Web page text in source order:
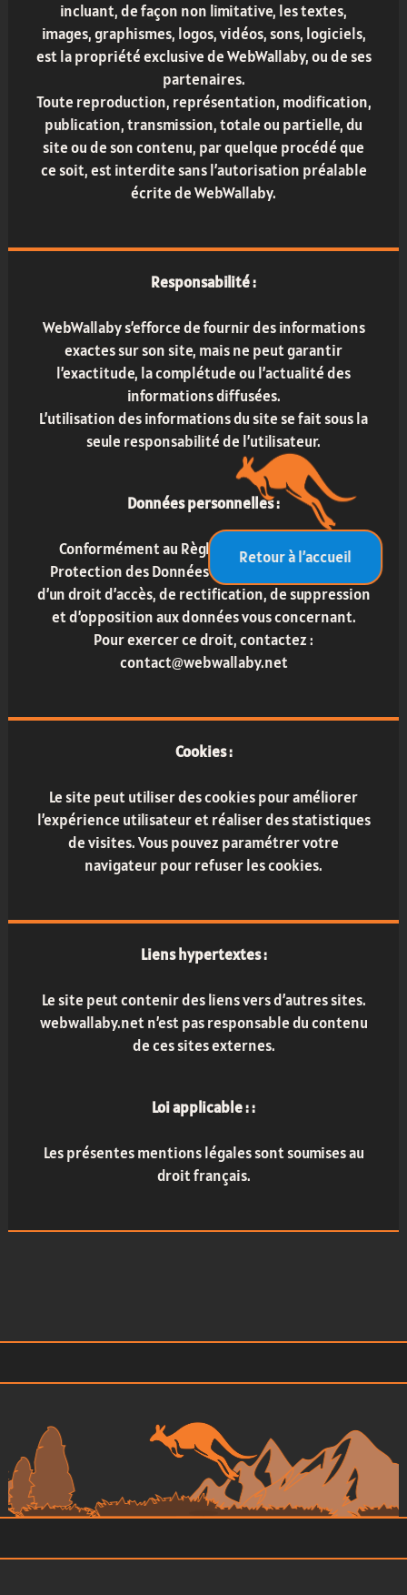
Retour à l’accueil
incluant, de façon non limitative, les textes,
images, graphismes, logos, vidéos, sons, logiciels,
est la propriété exclusive de WebWallaby, ou de ses
partenaires.
Toute reproduction, représentation, modification,
publication, transmission, totale ou partielle, du
site ou de son contenu, par quelque procédé que
ce soit, est interdite sans l’autorisation préalable
écrite de WebWallaby.
Responsabilité :
WebWallaby s’efforce de fournir des informations
exactes sur son site, mais ne peut garantir
l’exactitude, la complétude ou l’actualité des
informations diffusées.
L’utilisation des informations du site se fait sous la
seule responsabilité de l’utilisateur.
Données personnelles :
Conformément au Règlement Général sur la
Protection des Données (RGPD), vous disposez
d’un droit d’accès, de rectification, de suppression
et d’opposition aux données vous concernant.
Pour exercer ce droit, contactez :
contact@webwallaby.net
Cookies :
Le site peut utiliser des cookies pour améliorer
l’expérience utilisateur et réaliser des statistiques
de visites. Vous pouvez paramétrer votre
navigateur pour refuser les cookies.
Liens hypertextes :
Le site peut contenir des liens vers d’autres sites.
webwallaby.net n’est pas responsable du contenu
de ces sites externes.
Loi applicable : :
Les présentes mentions légales sont soumises au
droit français.